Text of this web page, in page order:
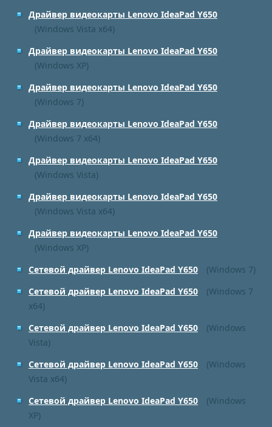
Драйвер видеокарты Lenovo IdeaPad Y650
(Windows Vista x64)
Драйвер видеокарты Lenovo IdeaPad Y650
(Windows XP)
Драйвер видеокарты Lenovo IdeaPad Y650
(Windows 7)
Драйвер видеокарты Lenovo IdeaPad Y650
(Windows 7 x64)
Драйвер видеокарты Lenovo IdeaPad Y650
(Windows Vista)
Драйвер видеокарты Lenovo IdeaPad Y650
(Windows Vista x64)
Драйвер видеокарты Lenovo IdeaPad Y650
(Windows XP)
Сетевой драйвер Lenovo IdeaPad Y650
(Windows 7)
Сетевой драйвер Lenovo IdeaPad Y650
(Windows 7
x64)
Сетевой драйвер Lenovo IdeaPad Y650
(Windows
Vista)
Сетевой драйвер Lenovo IdeaPad Y650
(Windows
Vista x64)
Сетевой драйвер Lenovo IdeaPad Y650
(Windows
XP)